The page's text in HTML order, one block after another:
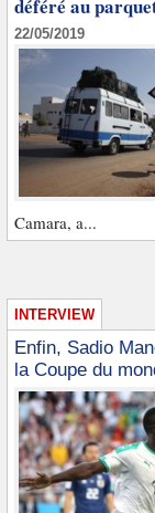
déféré au
22/05/2019
Camara, a...
INTERVIEW
Enfin, Sadio
la Coupe du